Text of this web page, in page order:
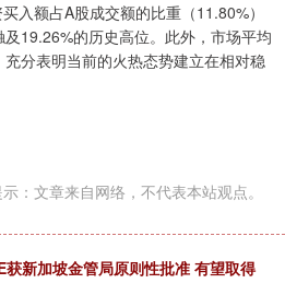
入额占A股成交额的比重（11.80%）
19.26%的历史高位。此外，市场平均
分表明当前的火热态势建立在相对稳
：文章来自网络，不代表本站观点。
新加坡金管局原则性批准 有望取得